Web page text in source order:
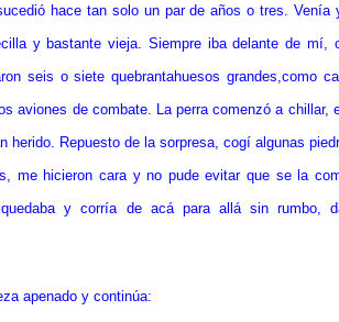
hace tan solo un par de años o tres. Venía
y bastante vieja. Siempre iba delante de mí,
seis o siete quebrantahuesos grandes,como
aviones de combate. La perra comenzó a chillar,
herido. Repuesto de la sorpresa, cogí algunas
me hicieron cara y no pude evitar que se la
y corría de acá para allá sin rumbo,
apenado y continúa: